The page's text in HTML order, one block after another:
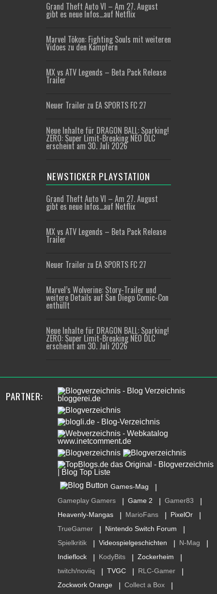
Grand Theft Auto VI – Am 27. August
gibt es neue Infos…auf Netflix
Marvel Tōkon: Fighting Souls mit weiteren
Vidoes zu den Kämpfern
MX vs ATV Legends – Beta Pack Release
Trailer
Neuer Trailer zu EA SPORTS FC 27
Neue Inhalte für DRAGON BALL: Sparking!
ZERO: Super Limit-Breaking NEO DLC
erscheint am 30. Juli 2026
NEWSTICKER PLAYSTATION
Grand Theft Auto VI – Am 27. August
gibt es neue Infos…auf Netflix
MX vs ATV Legends – Beta Pack Release
Trailer
Neuer Trailer zu EA SPORTS FC 27
Marvel’s Wolverine: Story-Trailer und
weitere Details auf San Diego Comic-Con
enthüllt
Neue Inhalte für DRAGON BALL: Sparking!
ZERO: Super Limit-Breaking NEO DLC
erscheint am 30. Juli 2026
PARTNER:
Games-Mag
Gameplay Gamers Game 2 Gamer83
Heavenly-Mangas MarioFans PixelOr
TrueGamer Nintendo Switch Forum
Spielkritik Videospielgeschichten N-Mag
Indieflock KodyBits Zockerheim
twitch/noviiq TVGC RLC-Gamer
Zockwork Orange Collect a Box